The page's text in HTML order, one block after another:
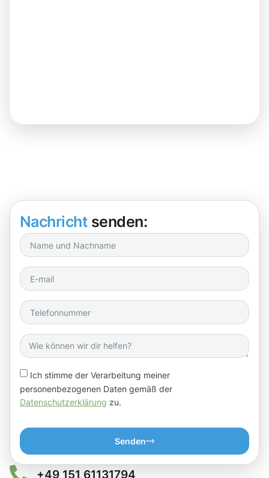
Nachricht senden:
Ich stimme der Verarbeitung meiner
personenbezogenen Daten gemäß der
Datenschutzerklärung zu.
Senden
+49 151 61131794